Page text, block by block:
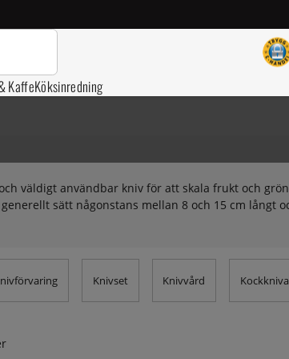
KaffeKöksinredning
väldigt användbar kniv för att skala frukt och
sätt någonstans mellan 8 och 15 cm långt
Knivset Knivvård